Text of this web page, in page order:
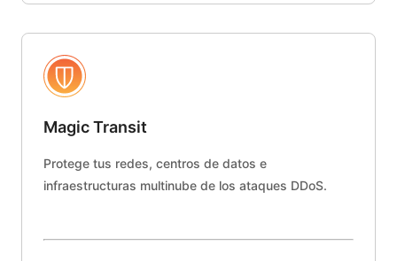
Magic Transit
Protege tus redes, centros de datos e
infraestructuras multinube de los ataques DDoS.